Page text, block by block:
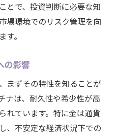
とで、投資判断に必要な知
場環境でのリスク管理を向
。
の影響
まずその特性を知ることが
ナは、耐久性や希少性が高
れています。特に金は通貨
、不安定な経済状況下での